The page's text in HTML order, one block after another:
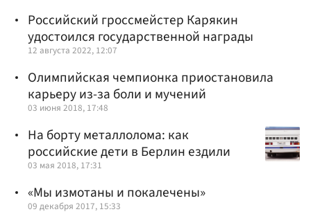
Российский гроссмейстер Карякин
удостоился государственной награды
12 августа 2022, 12:07
Олимпийская чемпионка приостановила
карьеру из-за боли и мучений
03 июня 2018, 17:48
На борту металлолома: как
российские дети в Берлин ездили
03 мая 2018, 17:31
«Мы измотаны и покалечены»
09 декабря 2017, 15:33